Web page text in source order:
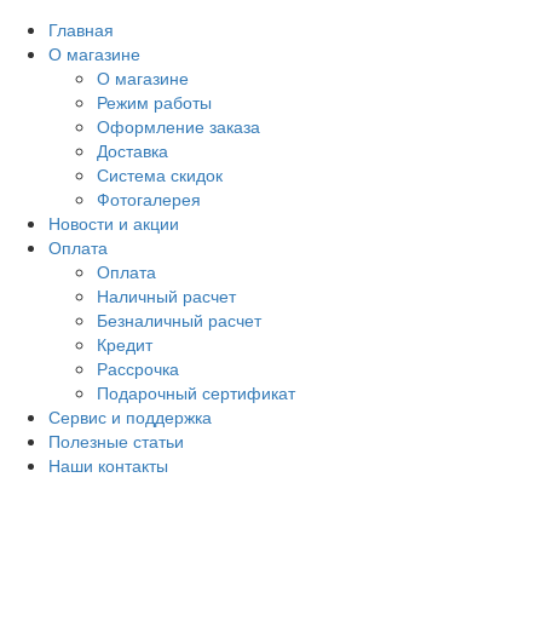
Главная
О магазине
О магазине
Режим работы
Оформление заказа
Доставка
Система скидок
Фотогалерея
Новости и акции
Оплата
Оплата
Наличный расчет
Безналичный расчет
Кредит
Рассрочка
Подарочный сертификат
Сервис и поддержка
Полезные статьи
Наши контакты